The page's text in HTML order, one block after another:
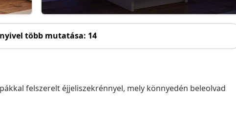
több mutatása: 14
felszerelt éjjeliszekrénnyel, mely könnyedén beleolvad